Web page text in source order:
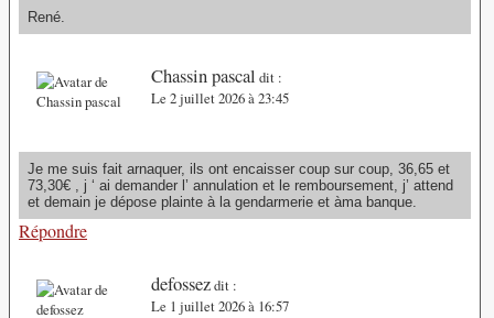
René.
Chassin pascal dit :
Le 2 juillet 2026 à 23:45
Je me suis fait arnaquer, ils ont encaisser coup sur coup, 36,65 et
73,30€ , j ‘ ai demander l’ annulation et le remboursement, j’ attend
et demain je dépose plainte à la gendarmerie et àma banque.
Répondre
defossezdit :
Le 1 juillet 2026 à 16:57